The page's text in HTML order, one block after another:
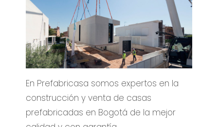
En Prefabricasa somos expertos en la
construcción y venta de casas
prefabricadas en Bogotá de la mejor